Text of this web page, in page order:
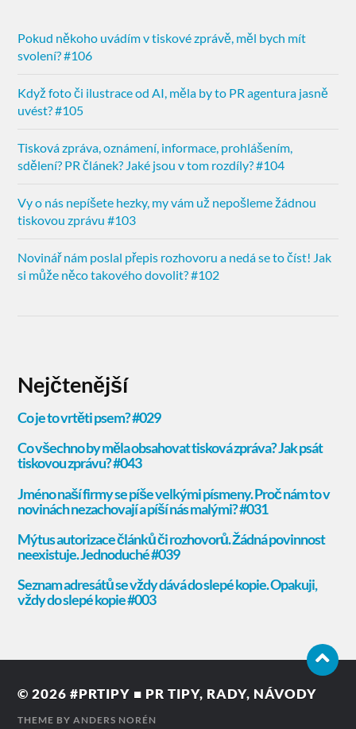
Pokud někoho uvádím v tiskové zprávě, měl bych mít
svolení? #106
Když foto či ilustrace od AI, měla by to PR agentura jasně
uvést? #105
Tisková zpráva, oznámení, informace, prohlášením,
sdělení? PR článek? Jaké jsou v tom rozdíly? #104
Vy o nás nepíšete hezky, my vám už nepošleme žádnou
tiskovou zprávu #103
Novinář nám poslal přepis rozhovoru a nedá se to číst! Jak
si může něco takového dovolit? #102
Nejčtenější
© 2026#PRTIPY ■ PR TIPY, RADY, NÁVODY
THEME BYANDERS NORÉN